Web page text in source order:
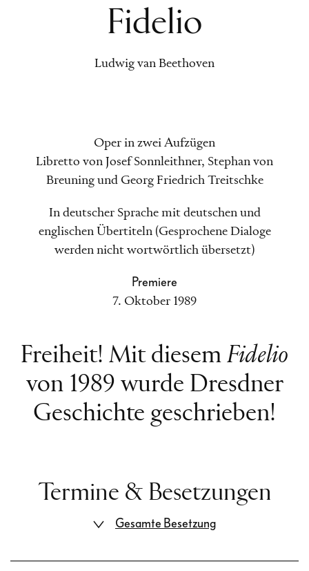
Fidelio
Ludwig van Beethoven
Freiheit! Mit diesem Fidelio
von 1989 wurde Dresdner
Geschichte geschrieben!
Oper in zwei Aufzügen
Libretto von Josef Sonnleithner, Stephan von
Breuning und Georg Friedrich Treitschke
In deutscher Sprache mit deutschen und
englischen Übertiteln (Gesprochene Dialoge
werden nicht wortwörtlich übersetzt)
Premiere
7. Oktober 1989
Termine & Besetzungen
Gesamte Besetzung